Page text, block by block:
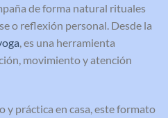
de forma natural rituales
o reflexión personal. Desde la
, es una herramienta
movimiento y atención
y práctica en casa, este formato